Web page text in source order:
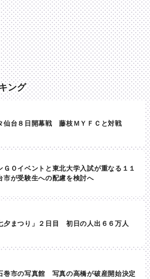
ング
仙台８日開幕戦 藤枝ＭＹＦＣと対戦
ＧＯイベントと東北大学入試が重なる１１
が受験生への配慮を検討へ
夕まつり」２日目 初日の人出６６万人
巻市の写真館 写真の高橋が破産開始決定